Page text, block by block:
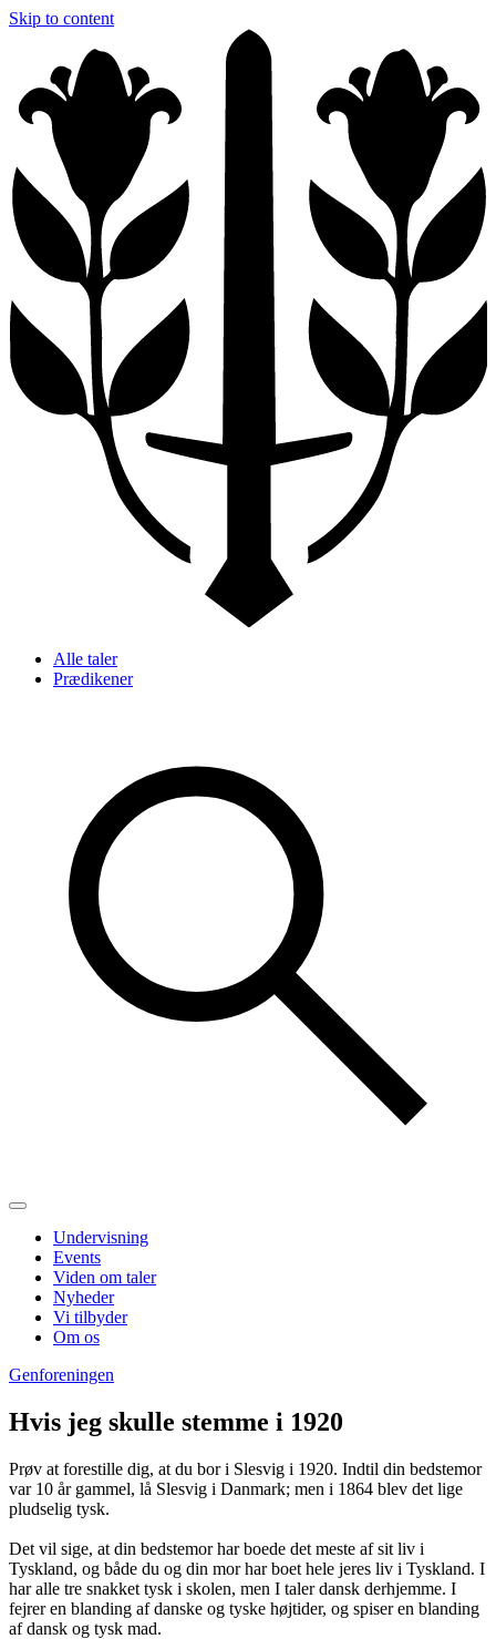
Skip to content
Alle taler
Prædikener
Undervisning
Events
Viden om taler
Nyheder
Vi tilbyder
Om os
Genforeningen
Hvis jeg skulle stemme i 1920
Prøv at forestille dig, at du bor i Slesvig i 1920. Indtil din bedstemor
var 10 år gammel, lå Slesvig i Danmark; men i 1864 blev det lige
pludselig tysk.
Det vil sige, at din bedstemor har boede det meste af sit liv i
Tyskland, og både du og din mor har boet hele jeres liv i Tyskland. I
har alle tre snakket tysk i skolen, men I taler dansk derhjemme. I
fejrer en blanding af danske og tyske højtider, og spiser en blanding
af dansk og tysk mad.